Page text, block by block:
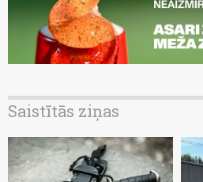
Saistītās ziņas